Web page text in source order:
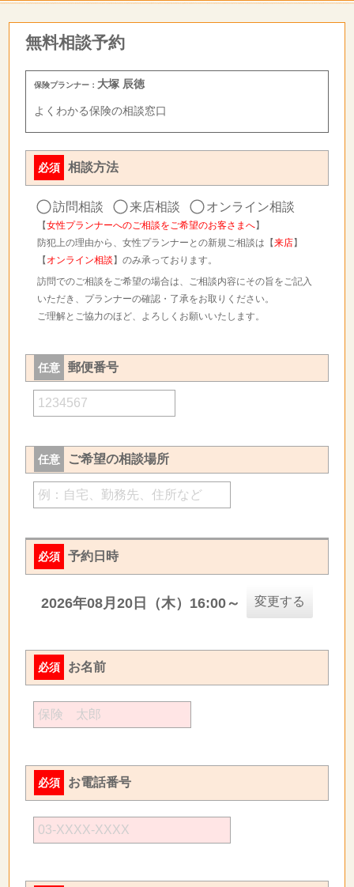
無料相談予約
保険プランナー： 大塚 辰徳
よくわかる保険の相談窓口
必須 相談方法
訪問相談 来店相談 オンライン相談
【女性プランナーへのご相談をご希望のお客さまへ】
防犯上の理由から、女性プランナーとの新規ご相談は【来店】
【 オンライン相談 】のみ承っております。
訪問でのご相談をご希望の場合は、ご相談内容にその旨をご記入
いただき、プランナーの確認・了承をお取りください。
ご理解とご協力のほど、よろしくお願いいたします。
任意 郵便番号
任意 ご希望の相談場所
必須 予約日時
2026年08月20日（木）16:00～ 変更する
必須 お名前
必須 お電話番号